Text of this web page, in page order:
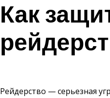
Как
Рейдерство — серьезная